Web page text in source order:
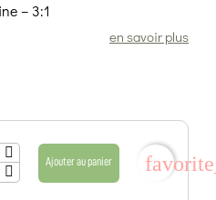
– 3:1
en savoir plus
Ajouter au panier